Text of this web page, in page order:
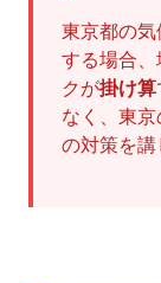
東京都の
する場合
クが掛け算
なく、東
の対策を講